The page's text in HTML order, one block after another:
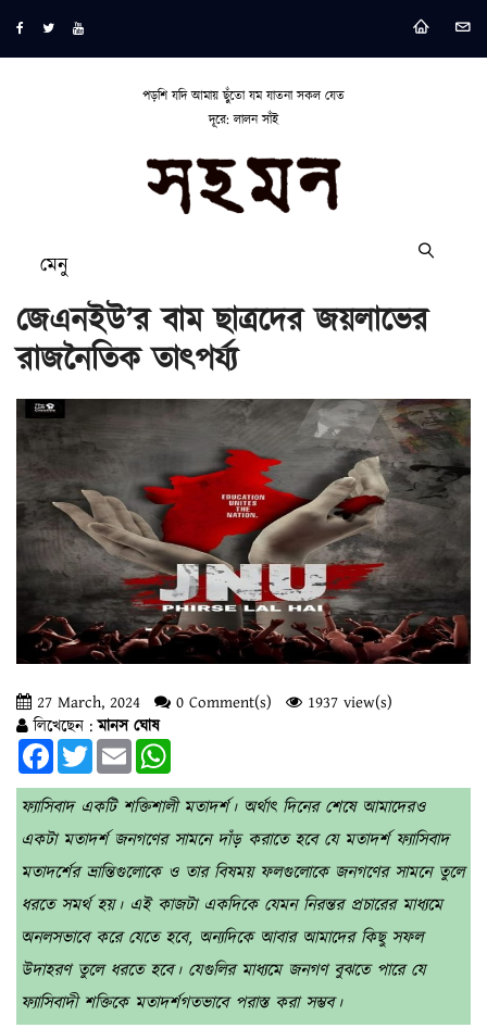
পড়শি যদি আমায় ছুঁতো যম যাতনা সকল যেত
দূরে: লালন সাঁই
মেনু
জেএনইউ’র বাম ছাত্রদের জয়লাভের
রাজনৈতিক তাৎপর্য্য
27 March, 2024 0 Comment(s)
1937 view(s)
লিখেছেন :মানস ঘোষ
FacebookTwitterEmail
ফ্যাসিবাদ একটি শক্তিশালী মতাদর্শ। অর্থাৎ দিনের শেষে আমাদেরও
একটা মতাদর্শ জনগণের সামনে দাঁড় করাতে হবে যে মতাদর্শ ফ্যাসিবাদ
মতাদর্শের ভ্রান্তিগুলোকে ও তার বিষময় ফলগুলোকে জনগণের সামনে তুলে
ধরতে সমর্থ হয়। এই কাজটা একদিকে যেমন নিরন্তর প্রচারের মাধ্যমে
অনলসভাবে করে যেতে হবে, অন্যদিকে আবার আমাদের কিছু সফল
উদাহরণ তুলে ধরতে হবে। যেগুলির মাধ্যমে জনগণ বুঝতে পারে যে
ফ্যাসিবাদী শক্তিকে মতাদর্শগতভাবে পরাস্ত করা সম্ভব।